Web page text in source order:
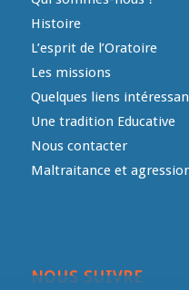
Histoire
L’esprit de l’Oratoire
Les missions
Quelques liens
Une tradition Educative
Nous contacter
Maltraitance et
NOUS SUIVRE